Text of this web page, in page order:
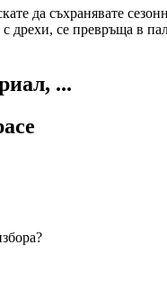
да съхранявате
дрехи, се превръща в
...